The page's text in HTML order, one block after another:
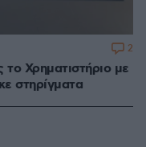
Χρηματιστήριο με
στηρίγματα
2